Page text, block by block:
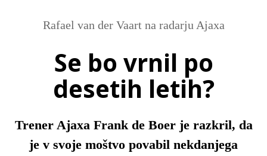
Rafael van der Vaart na radarju Ajaxa
Se bo vrnil po
desetih letih?
Trener Ajaxa Frank de Boer je razkril, da
je v svoje moštvo povabil nekdanjega